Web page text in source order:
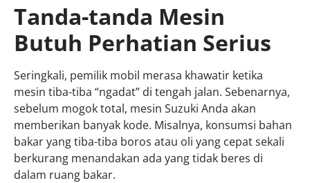
Tanda-tanda Mesin
Butuh Perhatian Serius
Seringkali, pemilik mobil merasa khawatir ketika
mesin tiba-tiba “ngadat” di tengah jalan. Sebenarnya,
sebelum mogok total, mesin Suzuki Anda akan
memberikan banyak kode. Misalnya, konsumsi bahan
bakar yang tiba-tiba boros atau oli yang cepat sekali
berkurang menandakan ada yang tidak beres di
dalam ruang bakar.